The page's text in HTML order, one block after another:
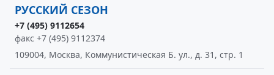
РУССКИЙ СЕЗОН
+7 (495) 9112654
факс +7 (495) 9112374
109004, Москва, Коммунистическая Б. ул., д. 31, стр. 1